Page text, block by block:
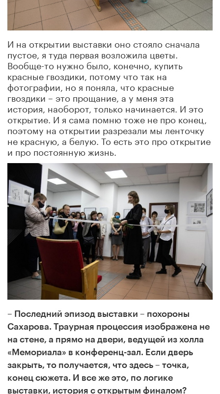
И на открытии выставки оно стояло сначала
пустое, я туда первая возложила цветы.
Вообще-то нужно было, конечно, купить
красные гвоздики, потому что так на
фотографии, но я поняла, что красные
гвоздики – это прощание, а у меня эта
история, наоборот, только начинается. И это
открытие. И я сама помню тоже не про конец,
поэтому на открытии разрезали мы ленточку
не красную, а белую. То есть это про открытие
и про постоянную жизнь.
– Последний эпизод выставки – похороны
Сахарова. Траурная процессия изображена не
на стене, а прямо на двери, ведущей из холла
«Мемориала» в конференц-зал. Если дверь
закрыть, то получается, что здесь – точка,
конец сюжета. И все же это, по логике
выставки, история с открытым финалом?